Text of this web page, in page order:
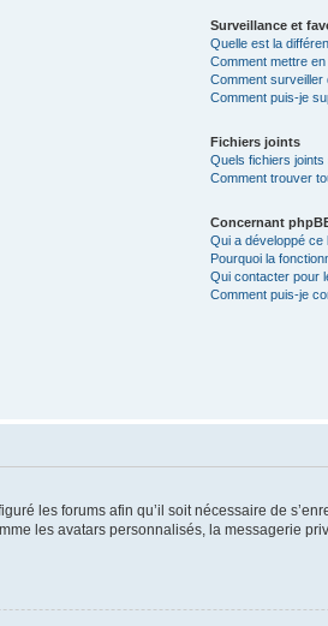
Surveillance et
Quelle est la
Comment mettre
Comment surveiller
Comment puis-je
Fichiers joints
Quels fichiers
Comment trouver
Concernant
Qui a développé ce
Pourquoi la
Qui contacter pour
Comment puis-je
les forums afin qu’il soit nécessaire de
les avatars personnalisés, la messagerie